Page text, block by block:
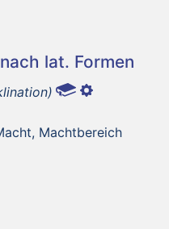
lat. Formen
Machtbereich